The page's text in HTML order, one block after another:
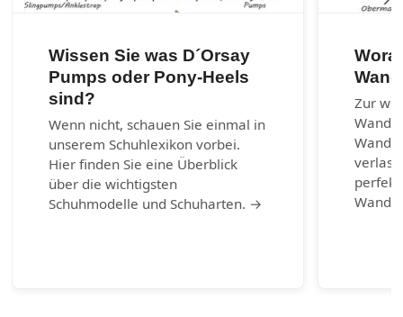
Wissen Sie was D´Orsay
Pumps oder Pony-Heels
sind?
Wenn nicht, schauen Sie einmal in
unserem Schuhlexikon vorbei.
Hier finden Sie eine Überblick
über die wichtigsten
Schuhmodelle und Schuharten. →
Zur
perfekt